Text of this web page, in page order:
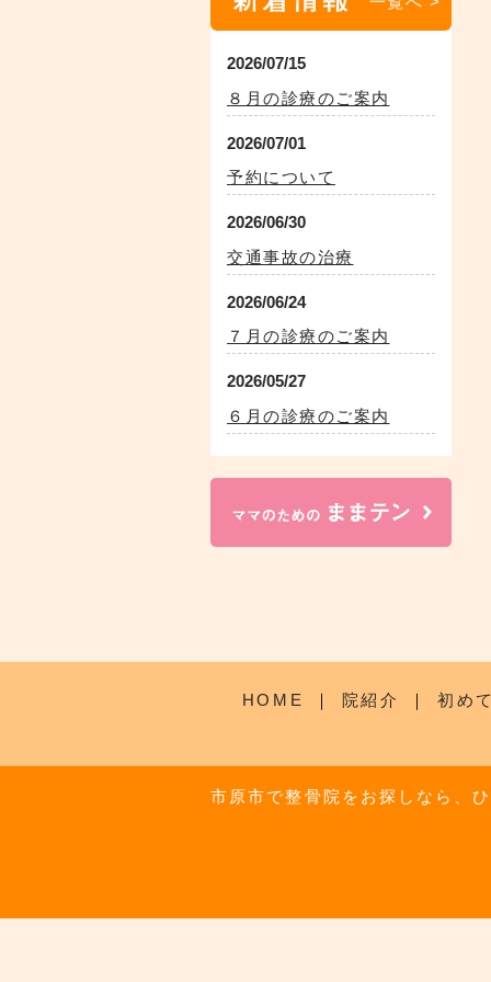
2026/07/15
８月の診療のご案内
2026/07/01
予約について
2026/06/30
交通事故の治療
2026/06/24
７月の診療のご案内
2026/05/27
６月の診療のご案内
HOME ｜ 院紹介 ｜ 初め
市原市で整骨院をお探しなら、